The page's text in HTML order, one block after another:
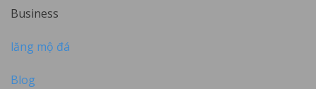
Business
lăng mộ đá
Blog